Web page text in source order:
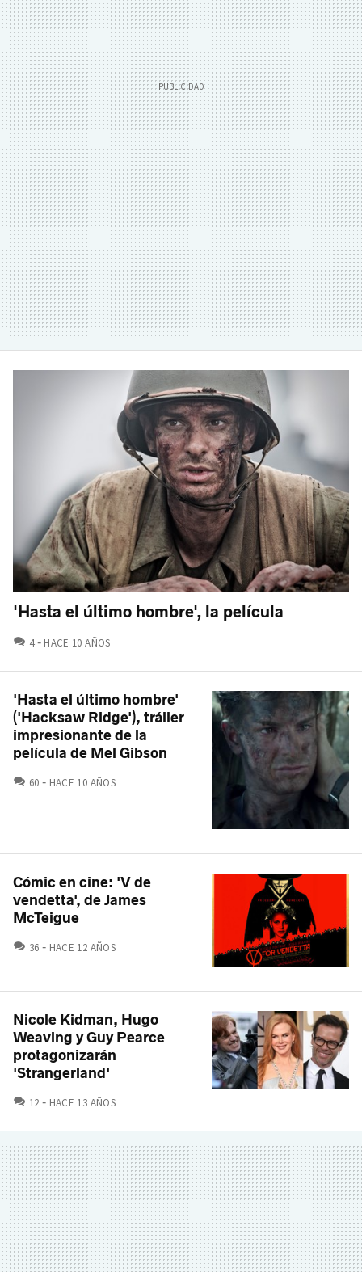
'Hasta el último hombre', la película
4 COMENTARIOS
HACE 10 AÑOS
'Hasta el último hombre'
('Hacksaw Ridge'), tráiler
impresionante de la
película de Mel Gibson
60 COMENTARIOS
HACE 10 AÑOS
Cómic en cine: 'V de
vendetta', de James
McTeigue
36 COMENTARIOS
HACE 12 AÑOS
Nicole Kidman, Hugo
Weaving y Guy Pearce
protagonizarán
'Strangerland'
12 COMENTARIOS
HACE 13 AÑOS